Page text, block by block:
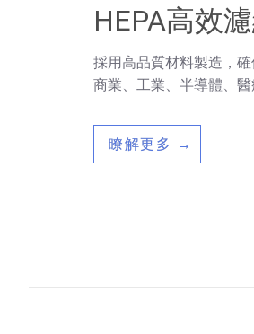
HEPA高效
採用高品質材料製造，
商業、工業、半導體、
瞭解更多 →